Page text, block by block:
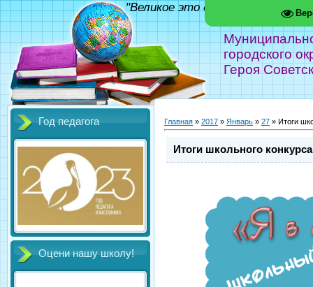
городского
Героя
"Великое это дело - школа!"
Год педагога
Оцени нашу школу!
Главная » 2017 » Январь » 27 » Итоги
Итоги школьного